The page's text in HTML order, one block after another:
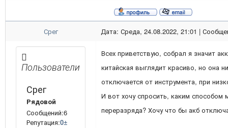
Срег Дата: Среда, 24.08.2022, 21:01 |
Пользователи
Срег
Рядовой
Сообщений:6
Репутация:0±
Всех приветствую, собрал я значит
китайская выглядит красиво, но она
отключается от инструмента, при
И вот хочу спросить, каким способом
переразряда? Хочу что бы акб